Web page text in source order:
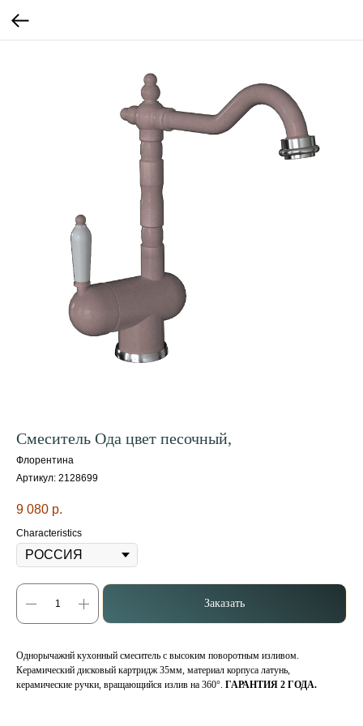
Смеситель Ода цвет песочный,
Флорентина
Артикул: 2128699
9 080 р.
Characteristics
Заказать
Однорычажнй кухонный смеситель с высоким поворотным изливом.
Керамический дисковый картридж 35мм, материал корпуса латунь,
керамические ручки, вращающийся излив на 360°. ГАРАНТИЯ 2 ГОДА.